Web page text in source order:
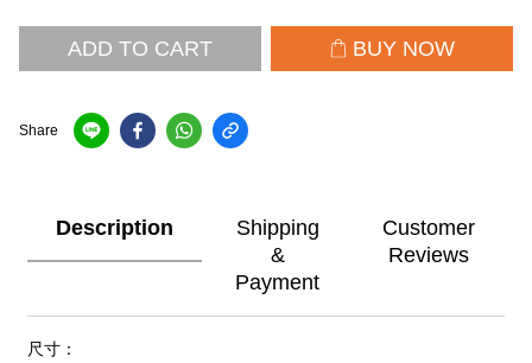
ADD TO CART BUY NOW
Share
Description
Shipping
&
Payment
Customer
Reviews
尺寸：